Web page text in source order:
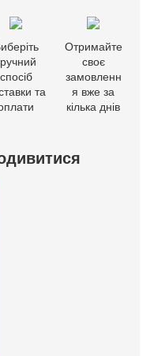
спосіб
та
Отримайте
своє
замовленн
я вже за
кілька днів